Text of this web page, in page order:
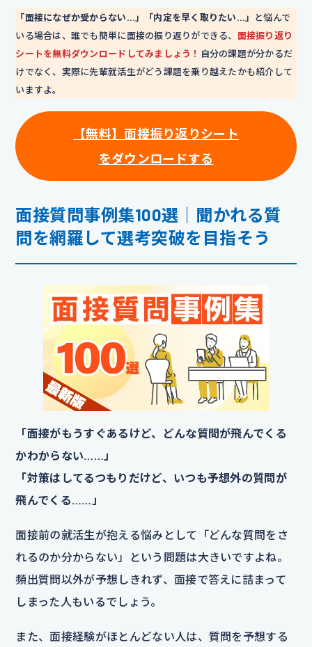
「面接になぜか受からない…」「内定を早く取りたい…」
と悩んで
いる場合は、誰でも簡単に面接の振り返りができる、 面接振り返り
シートを無料ダウンロードしてみましょう！ 自分の課題が分かるだ
けでなく、実際に先輩就活生がどう課題を乗り越えたかも紹介して
いますよ。
【無料】面接振り返りシート
をダウンロードする
面接質問事例集100選｜聞かれる質
問を網羅して選考突破を目指そう
「面接がもうすぐあるけど、どんな質問が飛んでくる
かわからない……」
「対策はしてるつもりだけど、いつも予想外の質問が
飛んでくる……」
面接前の就活生が抱える悩みとして「どんな質問をさ
れるのか分からない」という問題は大きいですよね。
頻出質問以外が予想しきれず、面接で答えに詰まって
しまった人もいるでしょう。
また、面接経験がほとんどない人は、質問を予想する